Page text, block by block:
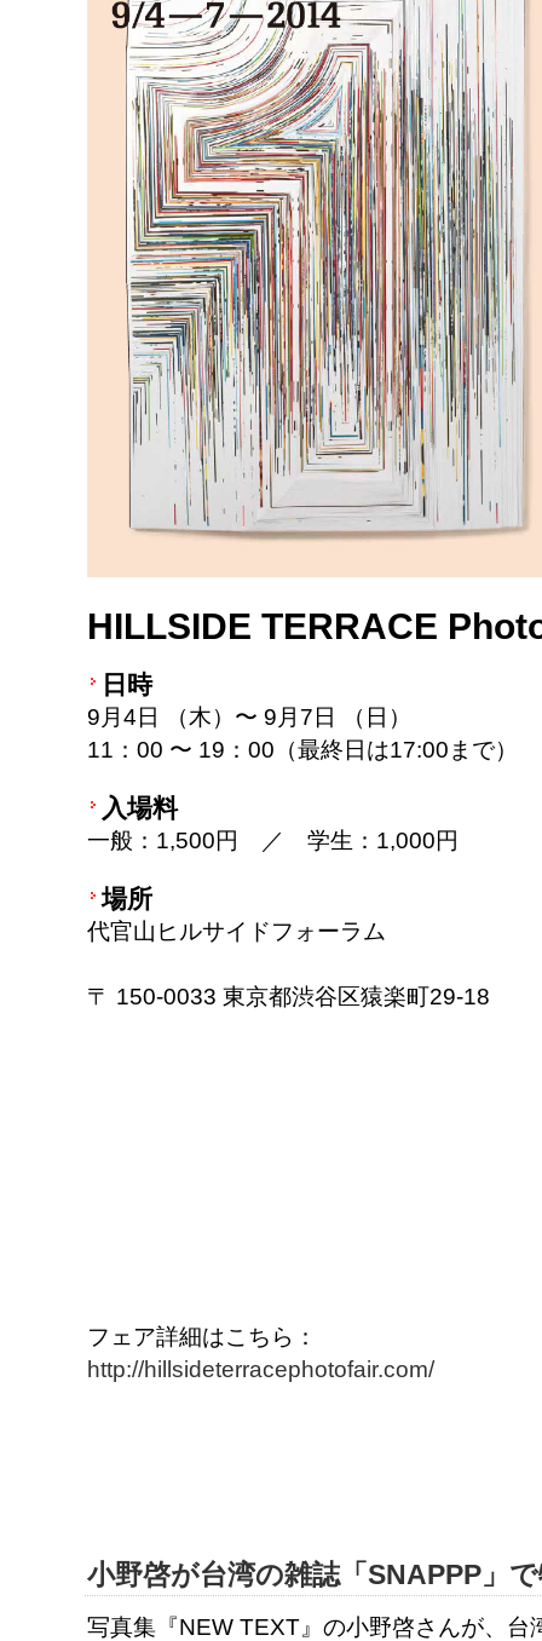
HILLSIDE TERRACE
日時
9月4日 （木）〜 9月7日 （日）
11：00 〜 19：00（最終日は17:00まで）
入場料
一般：1,500円 ／ 学生：1,000円
場所
代官山ヒルサイドフォーラム
〒 150-0033 東京都渋谷区猿楽町29-18
フェア詳細はこちら：
http://hillsideterracephotofair.com/
小野啓が台湾の雑誌「SNAPPP」
写真集『NEW TEXT』の小野啓さんが、